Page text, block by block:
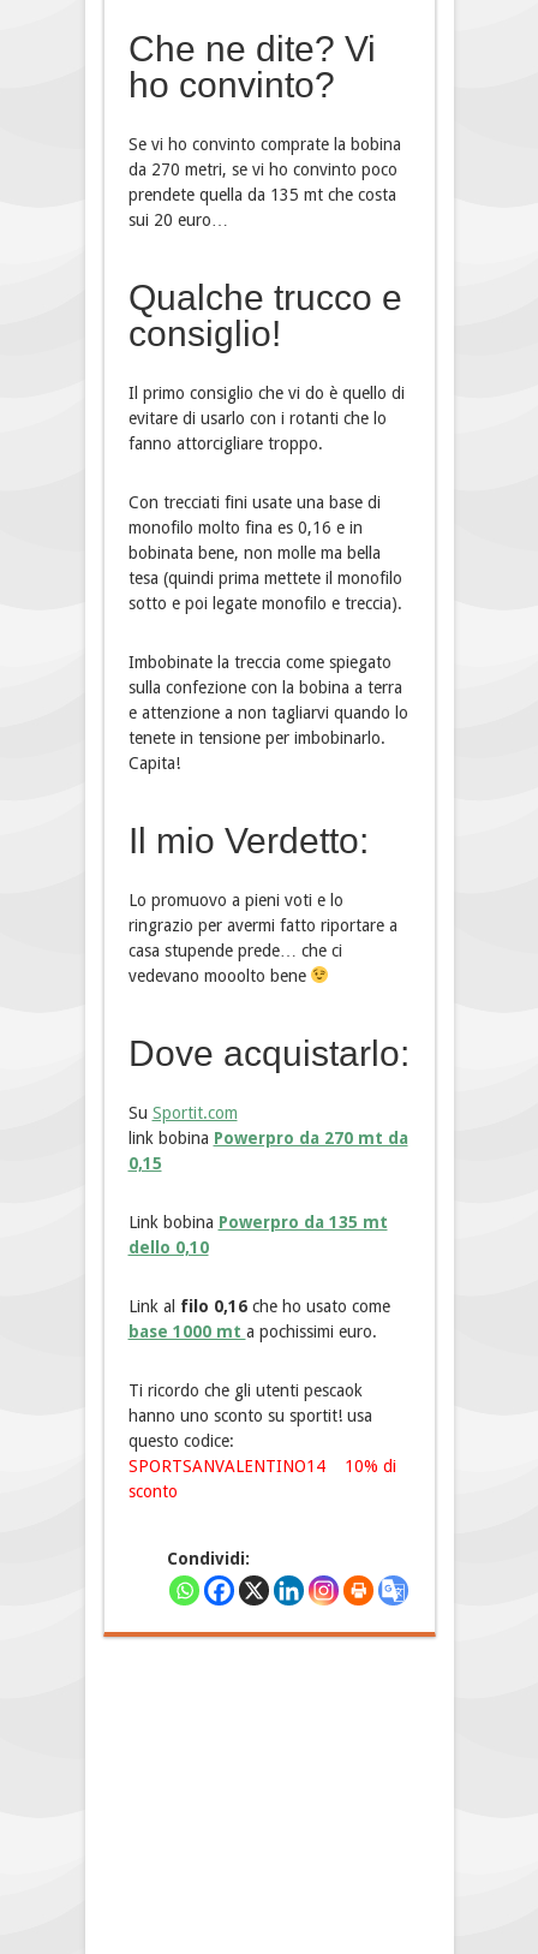
Che ne dite? Vi
ho convinto?
Se vi ho convinto comprate la bobina
da 270 metri, se vi ho convinto poco
prendete quella da 135 mt che costa
sui 20 euro…
Qualche trucco e
consiglio!
Il primo consiglio che vi do è quello di
evitare di usarlo con i rotanti che lo
fanno attorcigliare troppo.
Con trecciati fini usate una base di
monofilo molto fina es 0,16 e in
bobinata bene, non molle ma bella
tesa (quindi prima mettete il monofilo
sotto e poi legate monofilo e treccia).
Imbobinate la treccia come spiegato
sulla confezione con la bobina a terra
e attenzione a non tagliarvi quando lo
tenete in tensione per imbobinarlo.
Capita!
Il mio Verdetto:
Lo promuovo a pieni voti e lo
ringrazio per avermi fatto riportare a
casa stupende prede… che ci
vedevano mooolto bene
Dove acquistarlo:
Su Sportit.com
link bobina Powerpro da 270 mt da
0,15
Link bobina Powerpro da 135 mt
dello 0,10
Link al filo 0,16che ho usato come
base 1000 mt a pochissimi euro.
Ti ricordo che gli utenti pescaok
hanno uno sconto su sportit! usa
questo codice:
SPORTSANVALENTINO14 10% di
sconto
Condividi: